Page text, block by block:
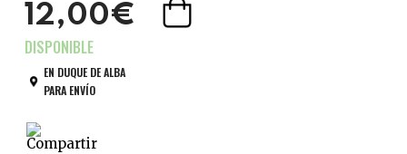
12,00€
EN DUQUE DE ALBA
PARA ENVÍO